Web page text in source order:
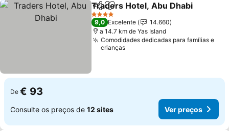
PartilharAdicionar aos favoritos
Traders Hotel, Abu Dhabi
4 Estrelas
9,0 Excelente
14.660
a 14.7 km de Yas Island
Comodidades dedicadas para famílias e
crianças
De € 93
Consulte os preços de 12 sites Ver preços